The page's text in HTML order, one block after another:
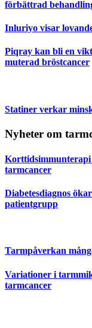
förbättrad
Inluriyo visar
Piqray kan bli en
muterad bröstcancer
Statiner verkar
Nyheter om
tarmcancer
Diabetesdiagnos
patientgrupp
Tarmpåverkan
Variationer i
tarmcancer